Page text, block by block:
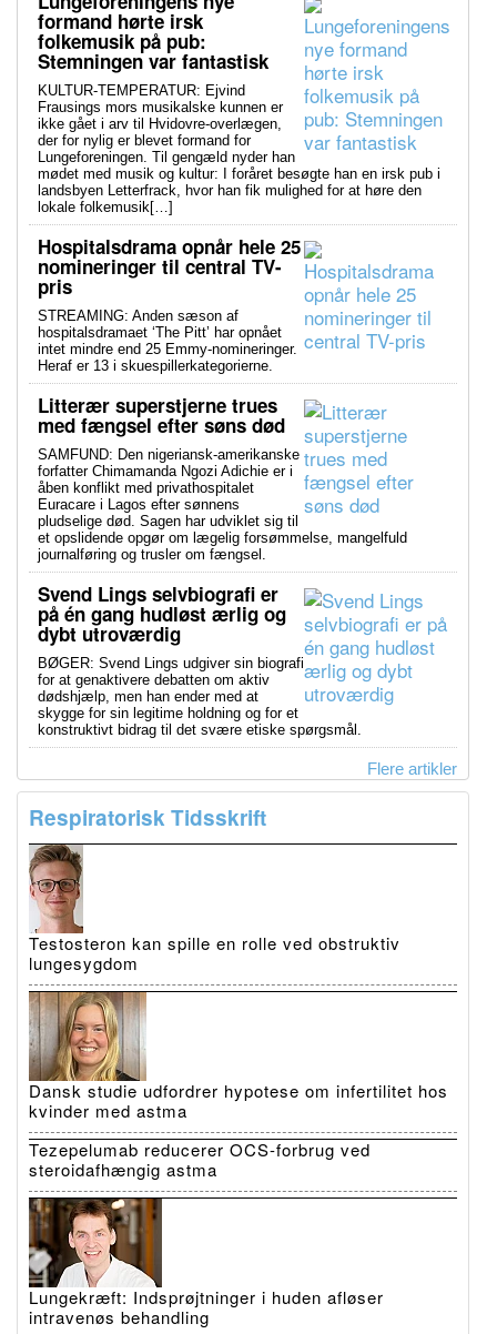
formand hørte irsk
folkemusik på pub:
Stemningen var fantastisk
KULTUR-TEMPERATUR: Ejvind
Frausings mors musikalske kunnen er
ikke gået i arv til Hvidovre-overlægen,
der for nylig er blevet formand for
Lungeforeningen. Til gengæld nyder han
mødet med musik og kultur: I foråret besøgte han en irsk pub i
landsbyen Letterfrack, hvor han fik mulighed for at høre den
lokale folkemusik[…]
Hospitalsdrama opnår hele 25
nomineringer til central TV-
pris
STREAMING: Anden sæson af
hospitalsdramaet ‘The Pitt’ har opnået
intet mindre end 25 Emmy-nomineringer.
Heraf er 13 i skuespillerkategorierne.
Litterær superstjerne trues
med fængsel efter søns død
SAMFUND: Den nigeriansk-amerikanske
forfatter Chimamanda Ngozi Adichie er i
åben konflikt med privathospitalet
Euracare i Lagos efter sønnens
pludselige død. Sagen har udviklet sig til
et opslidende opgør om lægelig forsømmelse, mangelfuld
journalføring og trusler om fængsel.
Svend Lings selvbiografi er
på én gang hudløst ærlig og
dybt utroværdig
BØGER: Svend Lings udgiver sin biografi
for at genaktivere debatten om aktiv
dødshjælp, men han ender med at
skygge for sin legitime holdning og for et
konstruktivt bidrag til det svære etiske spørgsmål.
Flere artikler
Respiratorisk Tidsskrift
Testosteron kan spille en rolle ved obstruktiv
lungesygdom
Dansk studie udfordrer hypotese om infertilitet hos
kvinder med astma
Tezepelumab reducerer OCS-forbrug ved
steroidafhængig astma
Lungekræft: Indsprøjtninger i huden afløser
intravenøs behandling